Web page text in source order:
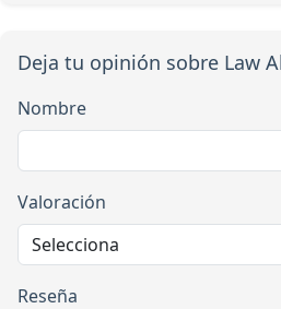
Deja tu opinión sobre Law
Nombre
Valoración
Reseña